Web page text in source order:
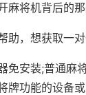
麻将机背后的
助，想获取一
免安装;普通麻
功能的设备或